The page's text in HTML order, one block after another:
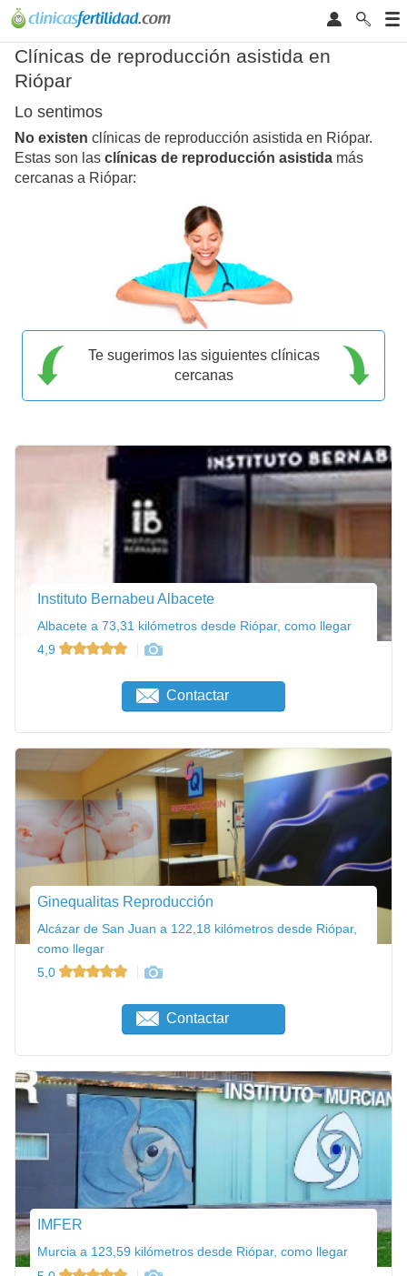
Clínicas de reproducción asistida en
Riópar
Lo sentimos
No existen clínicas de reproducción asistida en Riópar.
Estas son las clínicas de reproducción asistida más
cercanas a Riópar:
Te sugerimos las siguientes clínicas
cercanas
Instituto Bernabeu Albacete
Albacete a 73,31 kilómetros desde Riópar, como llegar
4,9
Contactar
Ginequalitas Reproducción
Alcázar de San Juan a 122,18 kilómetros desde Riópar,
como llegar
5,0
Contactar
IMFER
Murcia a 123,59 kilómetros desde Riópar, como llegar